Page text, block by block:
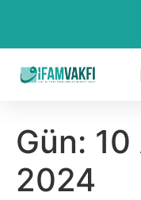
Gün:
2024